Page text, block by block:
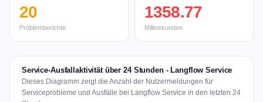
20
Problemberichte
1358.77
Millisekunden
Service-Ausfallaktivität über 24 Stunden - Langflow Service
Dieses Diagramm zeigt die Anzahl der Nutzermeldungen für
Serviceprobleme und Ausfälle bei Langflow Service in den letzten 24